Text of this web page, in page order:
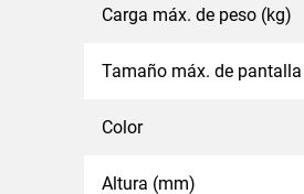
Carga máx. de peso (kg)
Tamaño máx. de
Color
Altura (mm)